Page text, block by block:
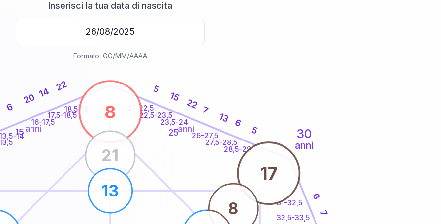
Inserisci la tua data di nascita
Formato: GG/MM/AAAA
20
30
anni
13,5-14
16-17,5
17,5-18,5
18,5-19 21-22,5
22,5-23,5
23,5-24
26-27,5
27,5-28,5
28,5-29
31-32,5
32,5-33,5
6
20 14 22 5
15
22 7
13 6
5
6
7
8
17
21
13
8
15anni 25anni